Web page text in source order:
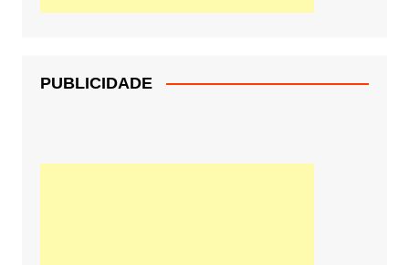
PUBLICIDADE